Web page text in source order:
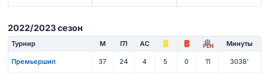
2022/2023 сезон
Турнир М ГЛ АС PEN Минуты
Премьершип 37 24 4 5 0 11 3038'